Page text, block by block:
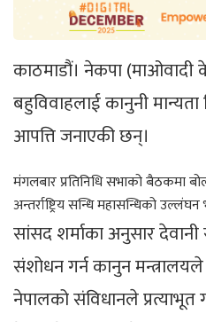
काठमाडौं। नेकपा (माओवादी
बहुविवाहलाई कानुनी मान्यता
आपत्ति जनाएकी छन्।
मंगलबार प्रतिनिधि सभाको बैठकमा
अन्तर्राष्ट्रिय सन्धि महासन्धिको
सांसद शर्माका अनुसार
संशोधन गर्न कानुन मन्त्रालयले
नेपालको संविधानले